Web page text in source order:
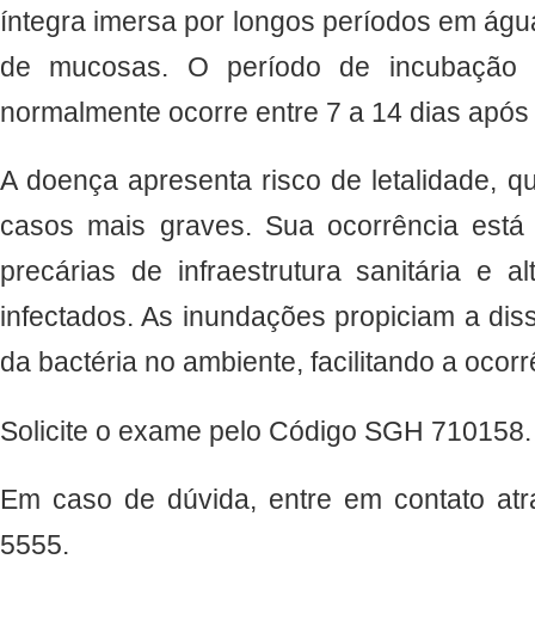
íntegra imersa por longos períodos em
de mucosas. O período de
normalmente ocorre entre 7 a 14 dias
A doença apresenta risco de letalidade,
casos mais graves. Sua ocorrência
precárias de infraestrutura sanitária e
infectados. As inundações propiciam a
da bactéria no ambiente, facilitando a
Solicite o exame pelo Código SGH 710158.
Em caso de dúvida, entre em contato
5555.